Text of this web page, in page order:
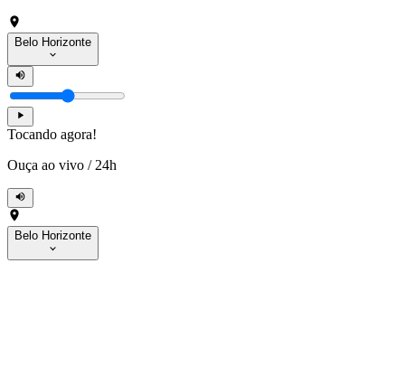
Belo Horizonte
Tocando agora!
Ouça ao vivo / 24h
Belo Horizonte